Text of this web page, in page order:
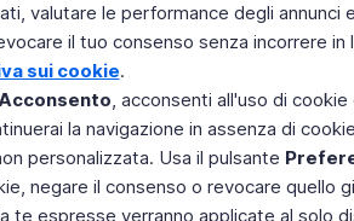
valutare le performance degli
il tuo consenso senza incorrere
sui cookie.
, acconsenti all'uso di
la navigazione in assenza di
personalizzata. Usa il pulsante
negare il consenso o revocare quello
te espresse verranno applicate al solo